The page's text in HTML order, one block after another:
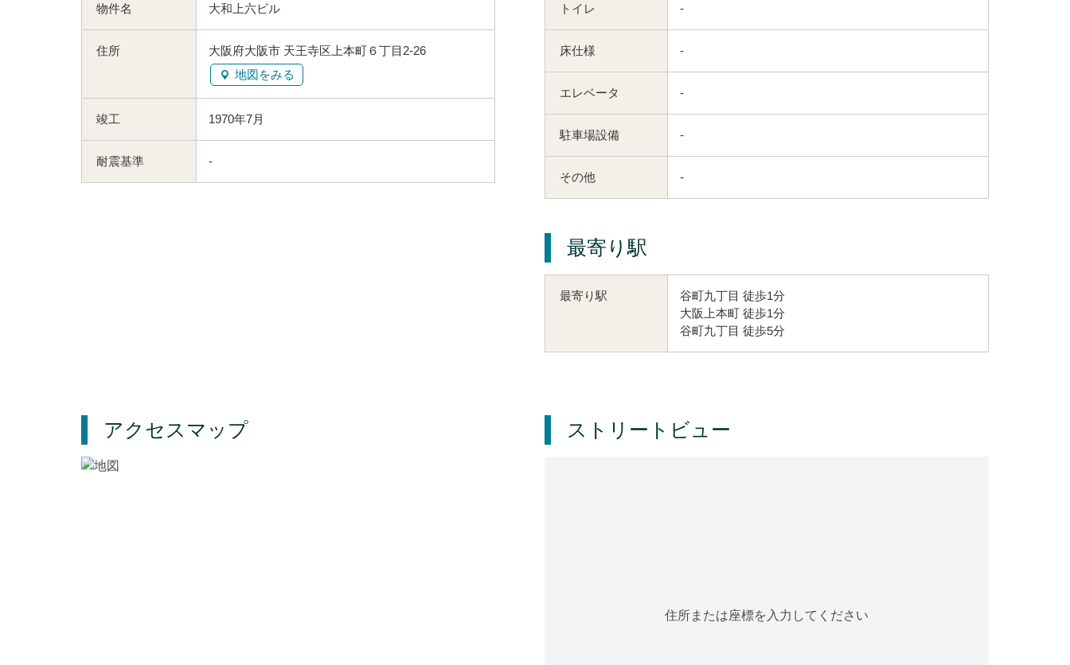
物件名 大和上六ビル
住所
大阪府大阪市 天王寺区上本町６丁目2-26
地図をみる
竣工 1970年7月
耐震基準 -
トイレ -
床仕様 -
エレベータ -
駐車場設備 -
その他 -
最寄り駅
最寄り駅
谷町九丁目 徒歩1分
大阪上本町 徒歩1分
谷町九丁目 徒歩5分
アクセスマップ ストリートビュー
住所または座標を入力してください